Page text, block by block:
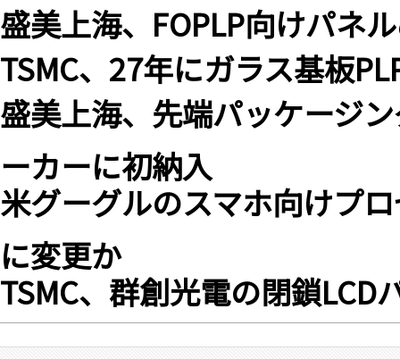
盛美上海、FOPLP向けパネ
TSMC、27年にガラス基板
盛美上海、先端パッケージ
ーカーに初納入
米グーグルのスマホ向けプ
に変更か
TSMC、群創光電の閉鎖LCD